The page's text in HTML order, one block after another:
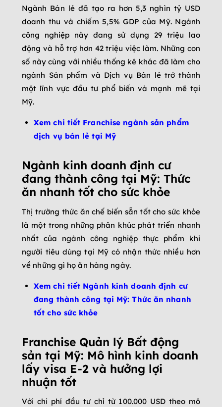
Ngành Bán lẻ đã tạo ra hơn 5,3 nghìn tỷ USD
doanh thu và chiếm 5,5% GDP của Mỹ. Ngành
công nghiệp này đang sử dụng 29 triệu lao
động và hỗ trợ hơn 42 triệu việc làm. Những con
số này cùng với nhiều thống kê khác đã làm cho
ngành Sản phẩm và Dịch vụ Bán lẻ trở thành
một lĩnh vực đầu tư phổ biến và mạnh mẽ tại
Mỹ.
Xem chi tiết Franchise ngành sản phẩm
dịch vụ bán lẻ tại Mỹ
Ngành kinh doanh định cư
đang thành công tại Mỹ: Thức
ăn nhanh tốt cho sức khỏe
Thị trường thức ăn chế biến sẵn tốt cho sức khỏe
là một trong những phân khúc phát triển nhanh
nhất của ngành công nghiệp thực phẩm khi
người tiêu dùng tại Mỹ có nhận thức nhiều hơn
về những gì họ ăn hàng ngày.
Xem chi tiết Ngành kinh doanh định cư
đang thành công tại Mỹ: Thức ăn nhanh
tốt cho sức khỏe
Franchise Quản lý Bất động
sản tại Mỹ: Mô hình kinh doanh
lấy visa E-2 và hưởng lợi
nhuận tốt
Với chi phí đầu tư chỉ từ 100.000 USD theo mô